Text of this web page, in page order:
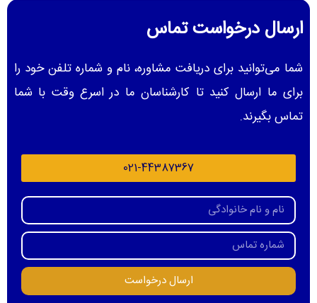
ارسال درخواست تماس
شما می‌توانید برای دریافت مشاوره، نام و شماره تلفن خود را
برای ما ارسال کنید تا کارشناسان ما در اسرع وقت با شما
تماس بگیرند.
021-44387367
ارسال درخواست